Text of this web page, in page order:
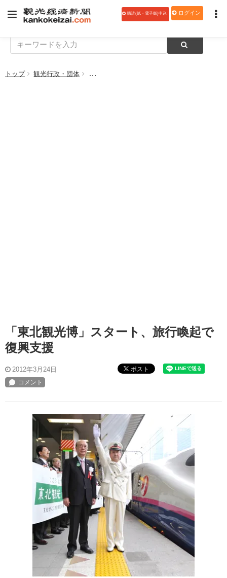
購読(紙・電子版)申込 ログイン
トップ 観光行政・団体 「東北観光博」スタート、旅行喚起で復興支援
「東北観光博」スタート、旅行喚起で
復興支援
2012年3月24日 ポスト